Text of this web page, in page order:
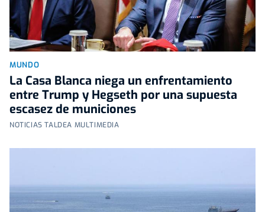
MUNDO
La Casa Blanca niega un enfrentamiento
entre Trump y Hegseth por una supuesta
escasez de municiones
NOTICIAS TALDEA MULTIMEDIA